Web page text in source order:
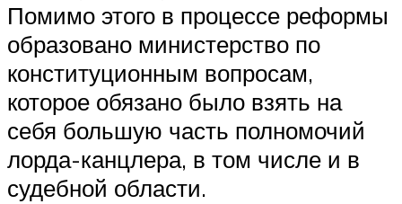
Помимо этого в процессе реформы
образовано министерство по
конституционным вопросам,
которое обязано было взять на
себя большую часть полномочий
лорда-канцлера, в том числе и в
судебной области.